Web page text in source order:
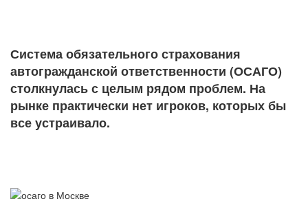
Система обязательного страхования
автогражданской ответственности (ОСАГО)
столкнулась с целым рядом проблем. На
рынке практически нет игроков, которых бы
все устраивало.